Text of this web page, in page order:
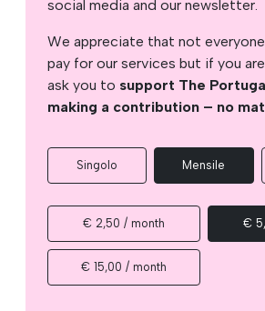
social media and our newsletter.
We appreciate that not
pay for our services but if you
ask you to support The
making a contribution – no
Singolo Mensile
€ 2,50 / month €
€ 15,00 / month